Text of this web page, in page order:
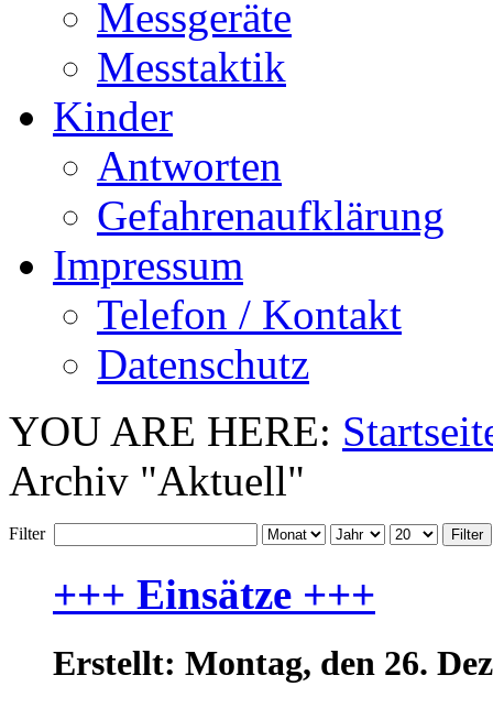
Messgeräte
Messtaktik
Kinder
Antworten
Gefahrenaufklärung
Impressum
Telefon / Kontakt
Datenschutz
YOU ARE HERE:
Archiv "Aktuell"
Filter Filter
+++ Einsätze +++
Erstellt: Montag, den 26.